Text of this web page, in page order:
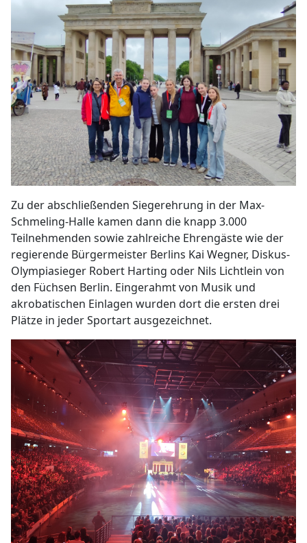
Zu der abschließenden Siegerehrung in der Max-
Schmeling-Halle kamen dann die knapp 3.000
Teilnehmenden sowie zahlreiche Ehrengäste wie der
regierende Bürgermeister Berlins Kai Wegner, Diskus-
Olympiasieger Robert Harting oder Nils Lichtlein von
den Füchsen Berlin. Eingerahmt von Musik und
akrobatischen Einlagen wurden dort die ersten drei
Plätze in jeder Sportart ausgezeichnet.